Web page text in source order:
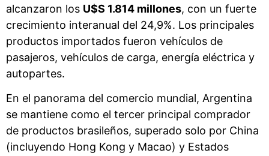
alcanzaron los U$S 1.814 millones, con un fuerte
crecimiento interanual del 24,9%. Los principales
productos importados fueron vehículos de
pasajeros, vehículos de carga, energía eléctrica y
autopartes.
En el panorama del comercio mundial, Argentina
se mantiene como el tercer principal comprador
de productos brasileños, superado solo por China
(incluyendo Hong Kong y Macao) y Estados